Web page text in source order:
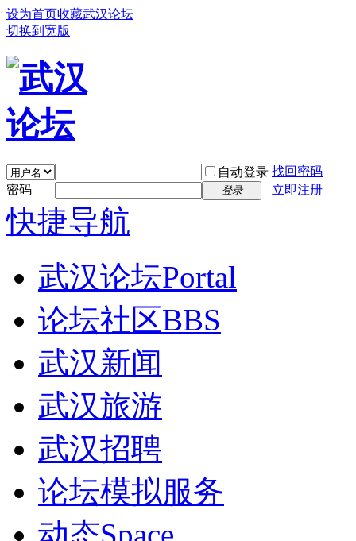
设为首页收藏武汉论坛
切换到宽版
自动登录 找回密码
密码
登录 立即注册
快捷导航
武汉论坛Portal
论坛社区BBS
武汉新闻
武汉旅游
武汉招聘
论坛模拟服务
动态Space